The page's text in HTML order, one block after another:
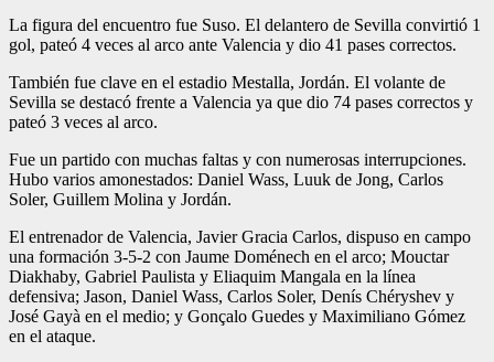
La figura del encuentro fue Suso. El delantero de Sevilla convirtió 1
gol, pateó 4 veces al arco ante Valencia y dio 41 pases correctos.
También fue clave en el estadio Mestalla, Jordán. El volante de
Sevilla se destacó frente a Valencia ya que dio 74 pases correctos y
pateó 3 veces al arco.
Fue un partido con muchas faltas y con numerosas interrupciones.
Hubo varios amonestados: Daniel Wass, Luuk de Jong, Carlos
Soler, Guillem Molina y Jordán.
El entrenador de Valencia, Javier Gracia Carlos, dispuso en campo
una formación 3-5-2 con Jaume Doménech en el arco; Mouctar
Diakhaby, Gabriel Paulista y Eliaquim Mangala en la línea
defensiva; Jason, Daniel Wass, Carlos Soler, Denís Chéryshev y
José Gayà en el medio; y Gonçalo Guedes y Maximiliano Gómez
en el ataque.